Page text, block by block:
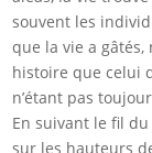
souvent les
que la vie a
histoire que celui
n’étant pas
En suivant le fil
sur les hauteurs